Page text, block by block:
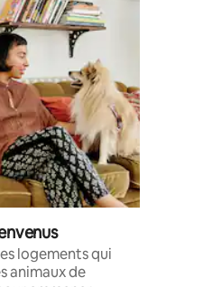
logements qui
animaux de